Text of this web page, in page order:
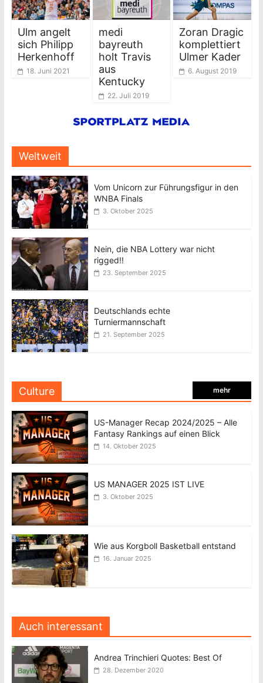
Ulm angelt
sich Philipp
Herkenhoff
18. Juni 2021
medi
bayreuth
holt Travis
aus
Kentucky
22. Juli 2019
Zoran Dragic
komplettiert
Ulmer Kader
6. August 2019
Weltweit
Vom Unicorn zur Führungsfigur in den
WNBA Finals
3. Oktober 2025
Nein, die NBA Lottery war nicht
rigged!!
23. September 2025
Deutschlands echte
Turniermannschaft
21. September 2025
Culture mehr
US-Manager Recap 2024/2025 – Alle
Fantasy Rankings auf einen Blick
14. Oktober 2025
US MANAGER 2025 IST LIVE
3. Oktober 2025
Wie aus Korgboll Basketball entstand
16. Januar 2025
Auch interessant
Andrea Trinchieri Quotes: Best Of
28. Dezember 2020